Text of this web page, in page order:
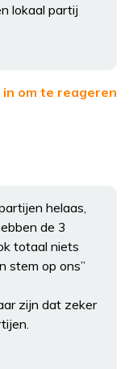
lokaal partij
in om te reageren
helaas,
de 3
totaal niets
stem op ons”
zijn dat zeker